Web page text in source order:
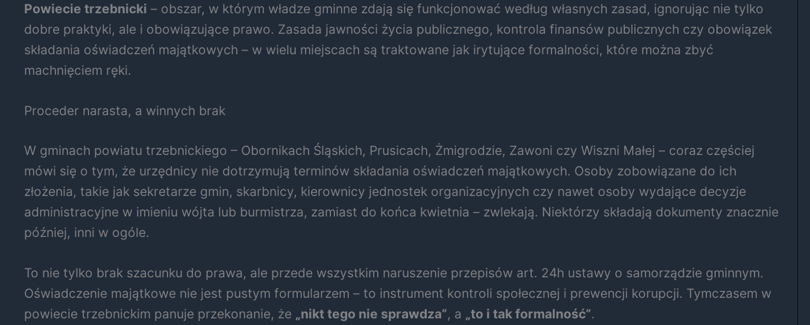
Powiecie trzebnicki – obszar, w którym władze gminne zdają się funkcjonować według własnych zasad, ignorując nie tylko
dobre praktyki, ale i obowiązujące prawo. Zasada jawności życia publicznego, kontrola finansów publicznych czy obowiązek
składania oświadczeń majątkowych – w wielu miejscach są traktowane jak irytujące formalności, które można zbyć
machnięciem ręki.
Proceder narasta, a winnych brak
W gminach powiatu trzebnickiego – Obornikach Śląskich, Prusicach, Żmigrodzie, Zawoni czy Wiszni Małej – coraz częściej
mówi się o tym, że urzędnicy nie dotrzymują terminów składania oświadczeń majątkowych. Osoby zobowiązane do ich
złożenia, takie jak sekretarze gmin, skarbnicy, kierownicy jednostek organizacyjnych czy nawet osoby wydające decyzje
administracyjne w imieniu wójta lub burmistrza, zamiast do końca kwietnia – zwlekają. Niektórzy składają dokumenty znacznie
później, inni w ogóle.
To nie tylko brak szacunku do prawa, ale przede wszystkim naruszenie przepisów art. 24h ustawy o samorządzie gminnym.
Oświadczenie majątkowe nie jest pustym formularzem – to instrument kontroli społecznej i prewencji korupcji. Tymczasem w
powiecie trzebnickim panuje przekonanie, że „nikt tego nie sprawdza”, a „to i tak formalność”.